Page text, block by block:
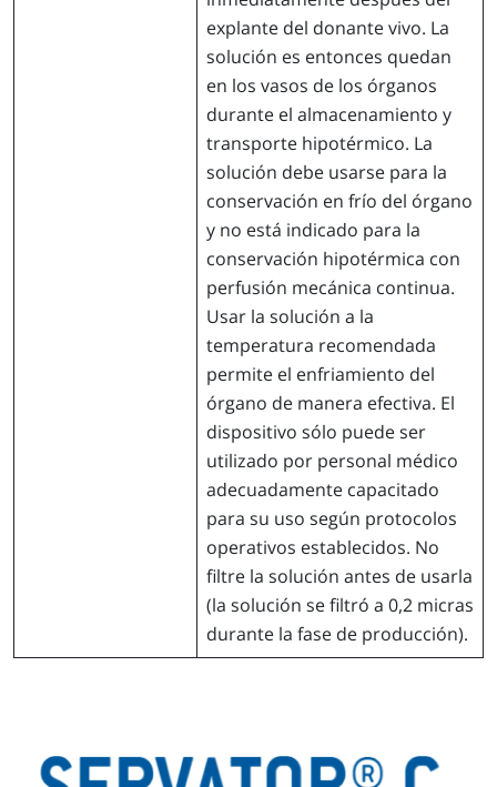
explante del donante vivo. La
solución es entonces quedan
en los vasos de los órganos
durante el almacenamiento y
transporte hipotérmico. La
solución debe usarse para la
conservación en frío del órgano
y no está indicado para la
conservación hipotérmica con
perfusión mecánica continua.
Usar la solución a la
temperatura recomendada
permite el enfriamiento del
órgano de manera efectiva. El
dispositivo sólo puede ser
utilizado por personal médico
adecuadamente capacitado
para su uso según protocolos
operativos establecidos. No
filtre la solución antes de usarla
(la solución se filtró a 0,2 micras
durante la fase de producción).